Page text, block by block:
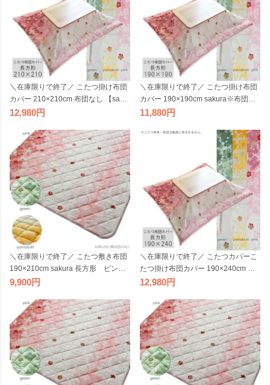
＼在庫限りで終了／ こたつ掛け布団
カバー 210×210cm 布団なし 【sakur
a グリーン ピンク やまぶき】正方形
団カバー 桜 花柄 イエロー 黄色 緑色
国産 日本製 ビッグモリーズ
12,980
＼在庫限りで終了／ こたつ掛け布団
カバー 190×190cm sakura※布団な
し 正方形 こたつカバー グリーン
つ布団カバー 桜 花柄 イエロー 黄色
緑色 国産 日本製 ビッグモリーズ
11,880
＼在庫限りで終了／ こたつ敷き布団
190×210cm sakura 長方形 ピンク
グリーン やまぶき 桜 こたつ敷布団
ビッグモリーズ
9,900
＼在庫限りで終了／ こたつカバーこ
たつ掛け布団カバー 190×240cm 布
団なし 【sakura グリーン ピンク や
カバー こたつ布団カバー 桜 花柄 イ
エロー 黄色 緑色 国産 日本製 ビッグ
モリーズ
12,980